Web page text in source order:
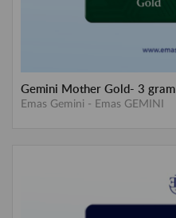
Gemini Mother Gold- 3 gram
Emas Gemini - Emas GEMINI